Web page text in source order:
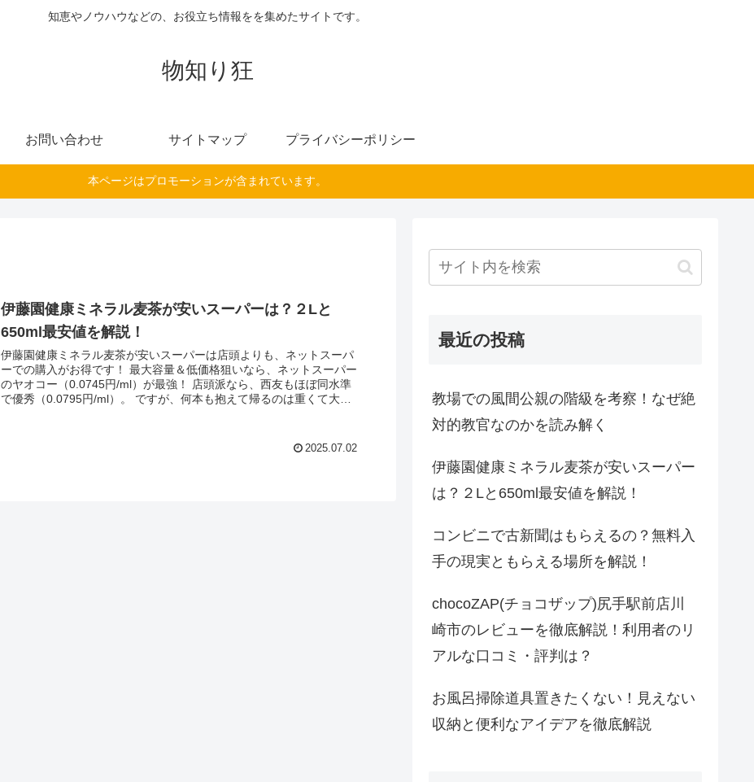
知恵やノウハウなどの、お役立ち情報をを集めたサイトです。
物知り狂
お問い合わせ サイトマップ プライバシーポリシー
本ページはプロモーションが含まれています。
伊藤園健康ミネラル麦茶が安いスーパーは？２Lと
650ml最安値を解説！
伊藤園健康ミネラル麦茶が安いスーパーは店頭よりも、ネットスーパ
ーでの購入がお得です！ 最大容量＆低価格狙いなら、ネットスーパー
のヤオコー（0.0745円/ml）が最強！ 店頭派なら、西友もほぼ同水準
で優秀（0.0795円/ml）。 ですが、何本も抱えて帰るのは重くて大
2025.07.02
最近の投稿
教場での風間公親の階級を考察！なぜ絶
対的教官なのかを読み解く
伊藤園健康ミネラル麦茶が安いスーパー
は？２Lと650ml最安値を解説！
コンビニで古新聞はもらえるの？無料入
手の現実ともらえる場所を解説！
chocoZAP(チョコザップ)尻手駅前店川
崎市のレビューを徹底解説！利用者のリ
アルな口コミ・評判は？
お風呂掃除道具置きたくない！見えない
収納と便利なアイデアを徹底解説